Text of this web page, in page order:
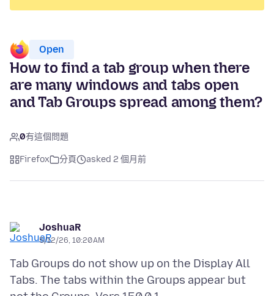
Open
How to find a tab group when there
are many windows and tabs open
and Tab Groups spread among them?
0有這個問題
Firefox 分頁 asked 2 個月前
JoshuaR
5/12/26, 10:20 AM
Tab Groups do not show up on the Display All
Tabs. The tabs within the Groups appear but